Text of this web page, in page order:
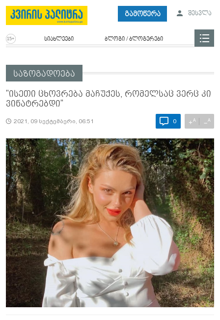
გამოწერა შესვლა
სიახლეები ბლოგი / ბლოგერები
საზოგადოება
"ისეთი ცხოვრება მაჩუქეს, რომელსაც ვერც კი
ვინატრებდი"
2021, 09 სექტემბერი, 06:51 0 +A −A